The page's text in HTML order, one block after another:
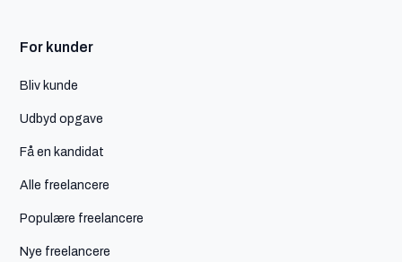
For kunder
Bliv kunde
Udbyd opgave
Få en kandidat
Alle freelancere
Populære freelancere
Nye freelancere